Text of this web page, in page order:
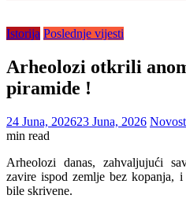
Istorija Poslednje vijesti
Arheolozi otkrili
piramide !
24 Juna, 202623 Juna, 2026
min read
Arheolozi danas, zahvaljujući
zavire ispod zemlje bez kopanja,
bile skrivene.